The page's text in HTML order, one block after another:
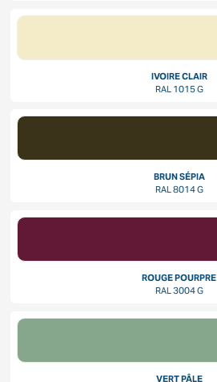
IVOIRE CLAIR
RAL 1015 G
BRUN SÉPIA
RAL 8014 G
ROUGE POURPRE
RAL 3004 G
VERT PÂLE